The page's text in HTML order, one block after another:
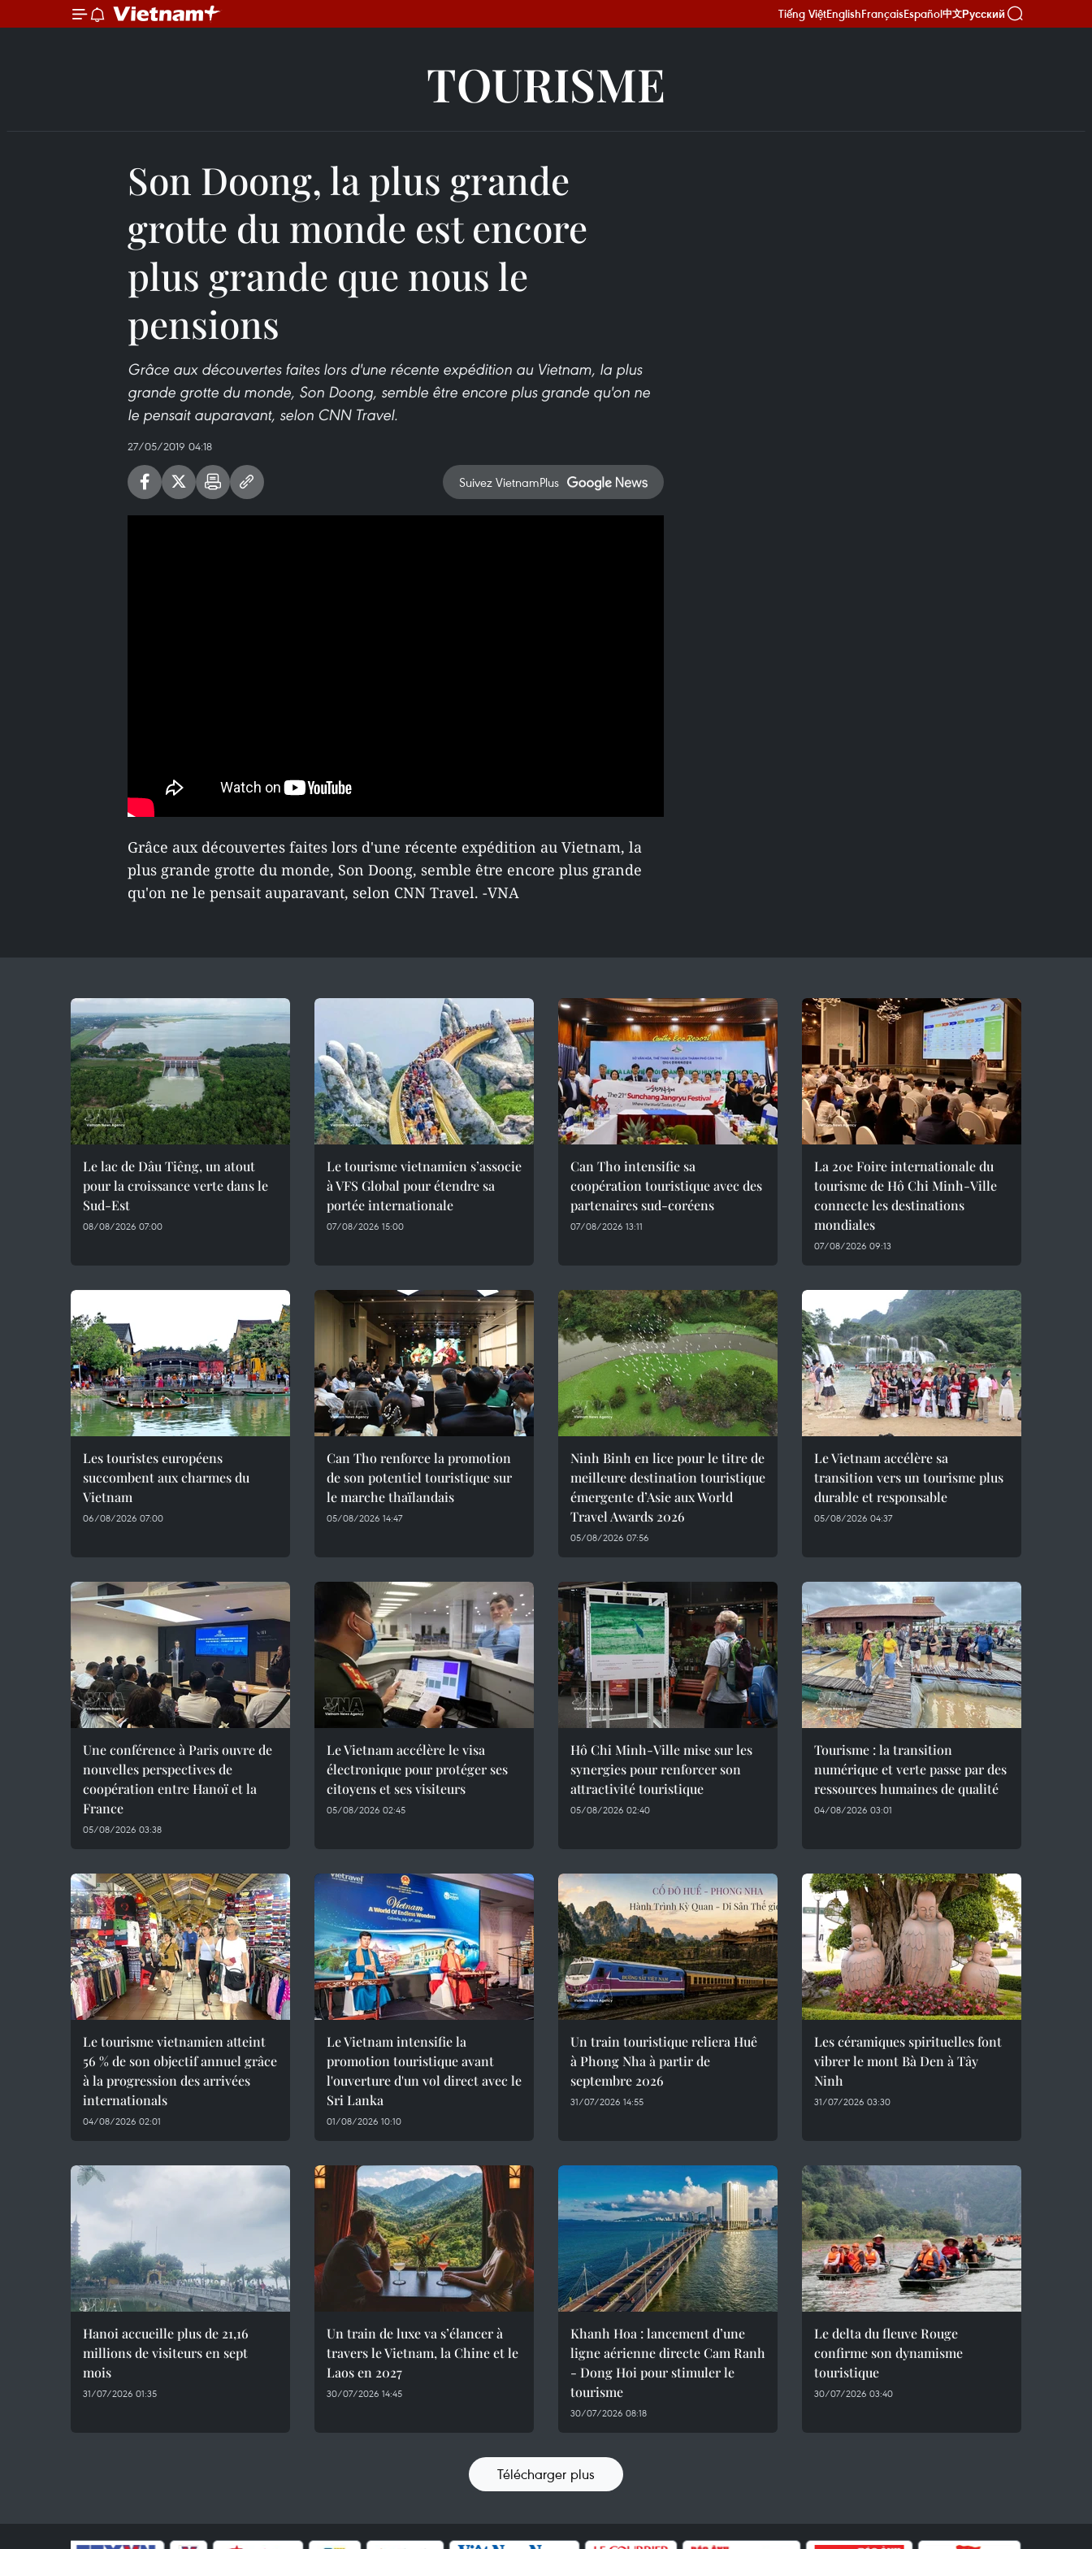
Tiếng ViệtEnglishFrançaisEspañol中文Русский
TOURISME
Son Doong, la plus grande
grotte du monde est encore
plus grande que nous le
pensions
Grâce aux découvertes faites lors d'une récente expédition au Vietnam, la plus
grande grotte du monde, Son Doong, semble être encore plus grande qu'on ne
le pensait auparavant, selon CNN Travel.
27/05/2019 04:18
Suivez VietnamPlus
Grâce aux découvertes faites lors d'une récente expédition au Vietnam, la
plus grande grotte du monde, Son Doong, semble être encore plus grande
qu'on ne le pensait auparavant, selon CNN Travel. -VNA
Le lac de Dâu Tiêng, un atout
pour la croissance verte dans le
Sud-Est
08/08/2026 07:00
Le tourisme vietnamien s’associe
à VFS Global pour étendre sa
portée internationale
07/08/2026 15:00
Can Tho intensifie sa
coopération touristique avec des
partenaires sud-coréens
07/08/2026 13:11
La 20e Foire internationale du
tourisme de Hô Chi Minh-Ville
connecte les destinations
mondiales
07/08/2026 09:13
Les touristes européens
succombent aux charmes du
Vietnam
06/08/2026 07:00
Can Tho renforce la promotion
de son potentiel touristique sur
le marche thaïlandais
05/08/2026 14:47
Ninh Binh en lice pour le titre de
meilleure destination touristique
émergente d’Asie aux World
Travel Awards 2026
05/08/2026 07:56
Le Vietnam accélère sa
transition vers un tourisme plus
durable et responsable
05/08/2026 04:37
Une conférence à Paris ouvre de
nouvelles perspectives de
coopération entre Hanoï et la
France
05/08/2026 03:38
Le Vietnam accélère le visa
électronique pour protéger ses
citoyens et ses visiteurs
05/08/2026 02:45
Hô Chi Minh-Ville mise sur les
synergies pour renforcer son
attractivité touristique
05/08/2026 02:40
Tourisme : la transition
numérique et verte passe par des
ressources humaines de qualité
04/08/2026 03:01
Le tourisme vietnamien atteint
56 % de son objectif annuel grâce
à la progression des arrivées
internationals
04/08/2026 02:01
Le Vietnam intensifie la
promotion touristique avant
l'ouverture d'un vol direct avec le
Sri Lanka
01/08/2026 10:10
Un train touristique reliera Huê
à Phong Nha à partir de
septembre 2026
31/07/2026 14:55
Les céramiques spirituelles font
vibrer le mont Bà Den à Tây
Ninh
31/07/2026 03:30
Hanoi accueille plus de 21,16
millions de visiteurs en sept
mois ​
31/07/2026 01:35
Un train de luxe va s’élancer à
travers le Vietnam, la Chine et le
Laos en 2027
30/07/2026 14:45
Khanh Hoa : lancement d’une
ligne aérienne directe Cam Ranh
- Dong Hoi pour stimuler le
tourisme
30/07/2026 08:18
Le delta du fleuve Rouge
confirme son dynamisme
touristique
30/07/2026 03:40
Télécharger plus